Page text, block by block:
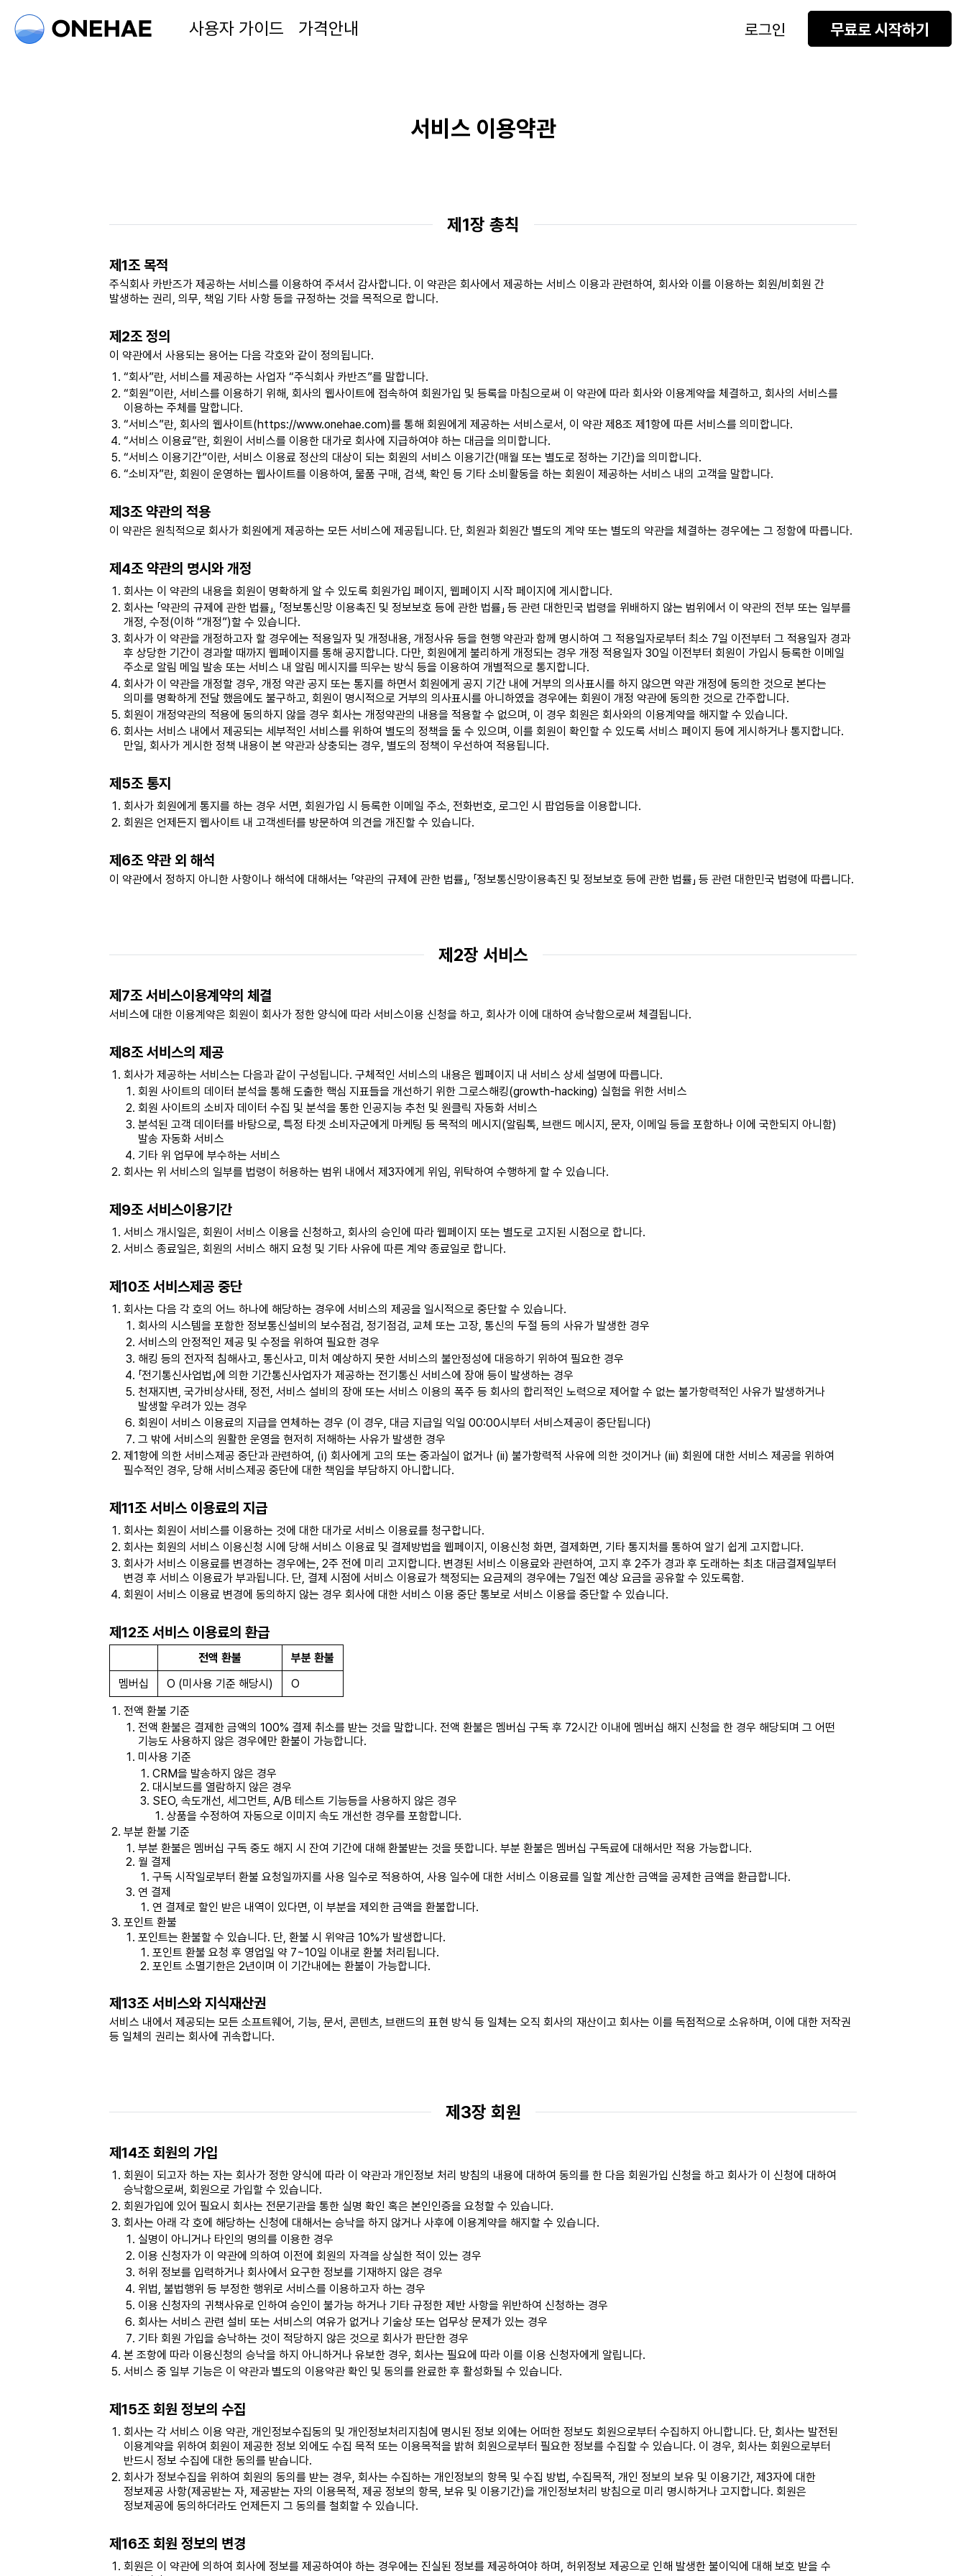
사용자 가이드 가격안내 로그인 무료로 시작하기
서비스 이용약관
제1장 총칙
제1조 목적
주식회사 카반즈가 제공하는 서비스를 이용하여 주셔서 감사합니다. 이 약관은 회사에서 제공하는 서비스 이용과 관련하여, 회사와 이를 이용하는 회원/비회원 간
발생하는 권리, 의무, 책임 기타 사항 등을 규정하는 것을 목적으로 합니다.
제2조 정의
이 약관에서 사용되는 용어는 다음 각호와 같이 정의됩니다.
“회사”란, 서비스를 제공하는 사업자 “주식회사 카반즈”를 말합니다.
“회원”이란, 서비스를 이용하기 위해, 회사의 웹사이트에 접속하여 회원가입 및 등록을 마침으로써 이 약관에 따라 회사와 이용계약을 체결하고, 회사의 서비스를
이용하는 주체를 말합니다.
“서비스”란, 회사의 웹사이트(https://www.onehae.com)를 통해 회원에게 제공하는 서비스로서, 이 약관 제8조 제1항에 따른 서비스를 의미합니다.
“서비스 이용료”란, 회원이 서비스를 이용한 대가로 회사에 지급하여야 하는 대금을 의미합니다.
“서비스 이용기간”이란, 서비스 이용료 정산의 대상이 되는 회원의 서비스 이용기간(매월 또는 별도로 정하는 기간)을 의미합니다.
“소비자”란, 회원이 운영하는 웹사이트를 이용하여, 물품 구매, 검색, 확인 등 기타 소비활동을 하는 회원이 제공하는 서비스 내의 고객을 말합니다.
제3조 약관의 적용
이 약관은 원칙적으로 회사가 회원에게 제공하는 모든 서비스에 제공됩니다. 단, 회원과 회원간 별도의 계약 또는 별도의 약관을 체결하는 경우에는 그 정함에 따릅니다.
제4조 약관의 명시와 개정
회사는 이 약관의 내용을 회원이 명확하게 알 수 있도록 회원가입 페이지, 웹페이지 시작 페이지에 게시합니다.
회사는 「약관의 규제에 관한 법률」, 「정보통신망 이용촉진 및 정보보호 등에 관한 법률」 등 관련 대한민국 법령을 위배하지 않는 범위에서 이 약관의 전부 또는 일부를
개정, 수정(이하 “개정”)할 수 있습니다.
회사가 이 약관을 개정하고자 할 경우에는 적용일자 및 개정내용, 개정사유 등을 현행 약관과 함께 명시하여 그 적용일자로부터 최소 7일 이전부터 그 적용일자 경과
후 상당한 기간이 경과할 때까지 웹페이지를 통해 공지합니다. 다만, 회원에게 불리하게 개정되는 경우 개정 적용일자 30일 이전부터 회원이 가입시 등록한 이메일
주소로 알림 메일 발송 또는 서비스 내 알림 메시지를 띄우는 방식 등을 이용하여 개별적으로 통지합니다.
회사가 이 약관을 개정할 경우, 개정 약관 공지 또는 통지를 하면서 회원에게 공지 기간 내에 거부의 의사표시를 하지 않으면 약관 개정에 동의한 것으로 본다는
의미를 명확하게 전달 했음에도 불구하고, 회원이 명시적으로 거부의 의사표시를 아니하였을 경우에는 회원이 개정 약관에 동의한 것으로 간주합니다.
회원이 개정약관의 적용에 동의하지 않을 경우 회사는 개정약관의 내용을 적용할 수 없으며, 이 경우 회원은 회사와의 이용계약을 해지할 수 있습니다.
회사는 서비스 내에서 제공되는 세부적인 서비스를 위하여 별도의 정책을 둘 수 있으며, 이를 회원이 확인할 수 있도록 서비스 페이지 등에 게시하거나 통지합니다.
만일, 회사가 게시한 정책 내용이 본 약관과 상충되는 경우, 별도의 정책이 우선하여 적용됩니다.
제5조 통지
회사가 회원에게 통지를 하는 경우 서면, 회원가입 시 등록한 이메일 주소, 전화번호, 로그인 시 팝업등을 이용합니다.
회원은 언제든지 웹사이트 내 고객센터를 방문하여 의견을 개진할 수 있습니다.
제6조 약관 외 해석
이 약관에서 정하지 아니한 사항이나 해석에 대해서는 「약관의 규제에 관한 법률」, 「정보통신망이용촉진 및 정보보호 등에 관한 법률」 등 관련 대한민국 법령에 따릅니다.
제2장 서비스
제7조 서비스이용계약의 체결
서비스에 대한 이용계약은 회원이 회사가 정한 양식에 따라 서비스이용 신청을 하고, 회사가 이에 대하여 승낙함으로써 체결됩니다.
제8조 서비스의 제공
회사가 제공하는 서비스는 다음과 같이 구성됩니다. 구체적인 서비스의 내용은 웹페이지 내 서비스 상세 설명에 따릅니다.
회원 사이트의 데이터 분석을 통해 도출한 핵심 지표들을 개선하기 위한 그로스해킹(growth-hacking) 실험을 위한 서비스
회원 사이트의 소비자 데이터 수집 및 분석을 통한 인공지능 추천 및 원클릭 자동화 서비스
분석된 고객 데이터를 바탕으로, 특정 타겟 소비자군에게 마케팅 등 목적의 메시지(알림톡, 브랜드 메시지, 문자, 이메일 등을 포함하나 이에 국한되지 아니함)
발송 자동화 서비스
기타 위 업무에 부수하는 서비스
회사는 위 서비스의 일부를 법령이 허용하는 범위 내에서 제3자에게 위임, 위탁하여 수행하게 할 수 있습니다.
제9조 서비스이용기간
서비스 개시일은, 회원이 서비스 이용을 신청하고, 회사의 승인에 따라 웹페이지 또는 별도로 고지된 시점으로 합니다.
서비스 종료일은, 회원의 서비스 해지 요청 및 기타 사유에 따른 계약 종료일로 합니다.
제10조 서비스제공 중단
회사는 다음 각 호의 어느 하나에 해당하는 경우에 서비스의 제공을 일시적으로 중단할 수 있습니다.
회사의 시스템을 포함한 정보통신설비의 보수점검, 정기점검, 교체 또는 고장, 통신의 두절 등의 사유가 발생한 경우
서비스의 안정적인 제공 및 수정을 위하여 필요한 경우
해킹 등의 전자적 침해사고, 통신사고, 미처 예상하지 못한 서비스의 불안정성에 대응하기 위하여 필요한 경우
「전기통신사업법」에 의한 기간통신사업자가 제공하는 전기통신 서비스에 장애 등이 발생하는 경우
천재지변, 국가비상사태, 정전, 서비스 설비의 장애 또는 서비스 이용의 폭주 등 회사의 합리적인 노력으로 제어할 수 없는 불가항력적인 사유가 발생하거나
발생할 우려가 있는 경우
회원이 서비스 이용료의 지급을 연체하는 경우 (이 경우, 대금 지급일 익일 00:00시부터 서비스제공이 중단됩니다)
그 밖에 서비스의 원활한 운영을 현저히 저해하는 사유가 발생한 경우
제1항에 의한 서비스제공 중단과 관련하여, (i) 회사에게 고의 또는 중과실이 없거나 (ii) 불가항력적 사유에 의한 것이거나 (iii) 회원에 대한 서비스 제공을 위하여
필수적인 경우, 당해 서비스제공 중단에 대한 책임을 부담하지 아니합니다.
제11조 서비스 이용료의 지급
회사는 회원이 서비스를 이용하는 것에 대한 대가로 서비스 이용료를 청구합니다.
회사는 회원의 서비스 이용신청 시에 당해 서비스 이용료 및 결제방법을 웹페이지, 이용신청 화면, 결제화면, 기타 통지처를 통하여 알기 쉽게 고지합니다.
회사가 서비스 이용료를 변경하는 경우에는, 2주 전에 미리 고지합니다. 변경된 서비스 이용료와 관련하여, 고지 후 2주가 경과 후 도래하는 최초 대금결제일부터
변경 후 서비스 이용료가 부과됩니다. 단, 결제 시점에 서비스 이용료가 책정되는 요금제의 경우에는 7일전 예상 요금을 공유할 수 있도록함.
회원이 서비스 이용료 변경에 동의하지 않는 경우 회사에 대한 서비스 이용 중단 통보로 서비스 이용을 중단할 수 있습니다.
제12조 서비스 이용료의 환급
전액 환불
부분 환불
멤버십
O (미사용 기준 해당시)
O
전액 환불 기준
전액 환불은 결제한 금액의 100% 결제 취소를 받는 것을 말합니다. 전액 환불은 멤버십 구독 후 72시간 이내에 멤버십 해지 신청을 한 경우 해당되며 그 어떤
기능도 사용하지 않은 경우에만 환불이 가능합니다.
미사용 기준
CRM을 발송하지 않은 경우
대시보드를 열람하지 않은 경우
SEO, 속도개선, 세그먼트, A/B 테스트 기능등을 사용하지 않은 경우
상품을 수정하여 자동으로 이미지 속도 개선한 경우를 포함합니다.
부분 환불 기준
부분 환불은 멤버십 구독 중도 해지 시 잔여 기간에 대해 환불받는 것을 뜻합니다. 부분 환불은 멤버십 구독료에 대해서만 적용 가능합니다.
월 결제
구독 시작일로부터 환불 요청일까지를 사용 일수로 적용하여, 사용 일수에 대한 서비스 이용료를 일할 계산한 금액을 공제한 금액을 환급합니다.
연 결제
연 결제로 할인 받은 내역이 있다면, 이 부분을 제외한 금액을 환불합니다.
포인트 환불
포인트는 환불할 수 있습니다. 단, 환불 시 위약금 10%가 발생합니다.
포인트 환불 요청 후 영업일 약 7~10일 이내로 환불 처리됩니다.
포인트 소멸기한은 2년이며 이 기간내에는 환불이 가능합니다.
제13조 서비스와 지식재산권
서비스 내에서 제공되는 모든 소프트웨어, 기능, 문서, 콘텐츠, 브랜드의 표현 방식 등 일체는 오직 회사의 재산이고 회사는 이를 독점적으로 소유하며, 이에 대한 저작권
등 일체의 권리는 회사에 귀속합니다.
제3장 회원
제14조 회원의 가입
회원이 되고자 하는 자는 회사가 정한 양식에 따라 이 약관과 개인정보 처리 방침의 내용에 대하여 동의를 한 다음 회원가입 신청을 하고 회사가 이 신청에 대하여
승낙함으로써, 회원으로 가입할 수 있습니다.
회원가입에 있어 필요시 회사는 전문기관을 통한 실명 확인 혹은 본인인증을 요청할 수 있습니다.
회사는 아래 각 호에 해당하는 신청에 대해서는 승낙을 하지 않거나 사후에 이용계약을 해지할 수 있습니다.
실명이 아니거나 타인의 명의를 이용한 경우
이용 신청자가 이 약관에 의하여 이전에 회원의 자격을 상실한 적이 있는 경우
허위 정보를 입력하거나 회사에서 요구한 정보를 기재하지 않은 경우
위법, 불법행위 등 부정한 행위로 서비스를 이용하고자 하는 경우
이용 신청자의 귀책사유로 인하여 승인이 불가능 하거나 기타 규정한 제반 사항을 위반하여 신청하는 경우
회사는 서비스 관련 설비 또는 서비스의 여유가 없거나 기술상 또는 업무상 문제가 있는 경우
기타 회원 가입을 승낙하는 것이 적당하지 않은 것으로 회사가 판단한 경우
본 조항에 따라 이용신청의 승낙을 하지 아니하거나 유보한 경우, 회사는 필요에 따라 이를 이용 신청자에게 알립니다.
서비스 중 일부 기능은 이 약관과 별도의 이용약관 확인 및 동의를 완료한 후 활성화될 수 있습니다.
제15조 회원 정보의 수집
회사는 각 서비스 이용 약관, 개인정보수집동의 및 개인정보처리지침에 명시된 정보 외에는 어떠한 정보도 회원으로부터 수집하지 아니합니다. 단, 회사는 발전된
이용계약을 위하여 회원이 제공한 정보 외에도 수집 목적 또는 이용목적을 밝혀 회원으로부터 필요한 정보를 수집할 수 있습니다. 이 경우, 회사는 회원으로부터
반드시 정보 수집에 대한 동의를 받습니다.
회사가 정보수집을 위하여 회원의 동의를 받는 경우, 회사는 수집하는 개인정보의 항목 및 수집 방법, 수집목적, 개인 정보의 보유 및 이용기간, 제3자에 대한
정보제공 사항(제공받는 자, 제공받는 자의 이용목적, 제공 정보의 항목, 보유 및 이용기간)을 개인정보처리 방침으로 미리 명시하거나 고지합니다. 회원은
정보제공에 동의하더라도 언제든지 그 동의를 철회할 수 있습니다.
제16조 회원 정보의 변경
회원은 이 약관에 의하여 회사에 정보를 제공하여야 하는 경우에는 진실된 정보를 제공하여야 하며, 허위정보 제공으로 인해 발생한 불이익에 대해 보호 받을 수